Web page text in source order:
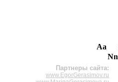
Aa
Nn
Партнеры сайта:
www.EgorGerasimov.ru